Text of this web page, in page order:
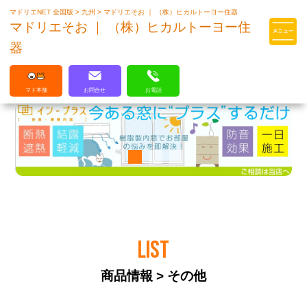
マドリエはLIXILの厳しい基準を
クリアした住まいのプロ集団です
マドリエNET 全国版> 九州>マドリエそお ｜ （株）ヒカルトーヨー住器
マドリエそお ｜ （株）ヒカルトーヨー住
器
マド本舗 お問合せ お電話
LIST
商品情報 > その他